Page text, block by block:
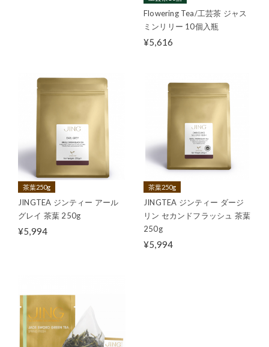
Flowering Tea/工芸茶 ジャス
ミンリリー 10個入瓶
¥5,616
茶葉250g
JINGTEA ジンティー アール
グレイ 茶葉 250g
¥5,994
茶葉250g
JINGTEA ジンティー ダージ
リン セカンドフラッシュ 茶葉
250g
¥5,994